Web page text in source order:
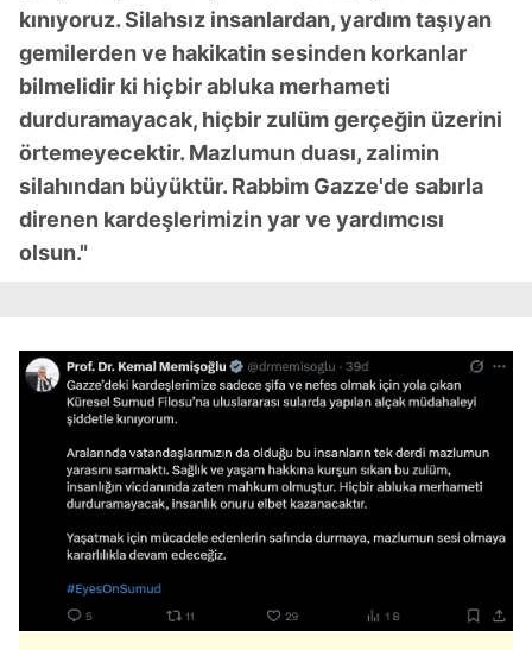
kınıyoruz. Silahsız insanlardan, yardım taşıyan
gemilerden ve hakikatin sesinden korkanlar
bilmelidir ki hiçbir abluka merhameti
durduramayacak, hiçbir zulüm gerçeğin üzerini
örtemeyecektir. Mazlumun duası, zalimin
silahından büyüktür. Rabbim Gazze'de sabırla
direnen kardeşlerimizin yar ve yardımcısı
olsun."